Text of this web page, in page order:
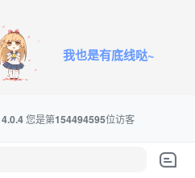
我也是有底线哒~
4.0.4 您是第154494595位访客